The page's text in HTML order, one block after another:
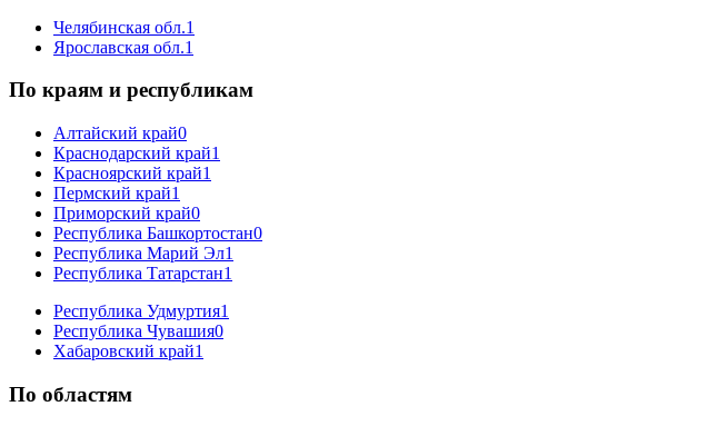
Челябинская обл.1
Ярославская обл.1
По краям и республикам
Алтайский край0
Краснодарский край1
Красноярский край1
Пермский край1
Приморский край0
Республика Башкортостан0
Республика Марий Эл1
Республика Татарстан1
Республика Удмуртия1
Республика Чувашия0
Хабаровский край1
По областям